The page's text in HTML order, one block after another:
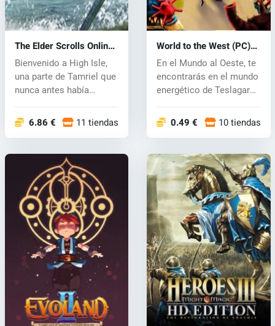
The Elder Scrolls Online:
High Isle (PC) key
Bienvenido a High Isle,
una parte de Tamriel que
nunca antes había
6.86 € 11 tiendas
World to the West (PC)
CD key
En el Mundo al Oeste, te
encontrarás en el mundo
energético de Teslagard
0.49 € 10 tiendas